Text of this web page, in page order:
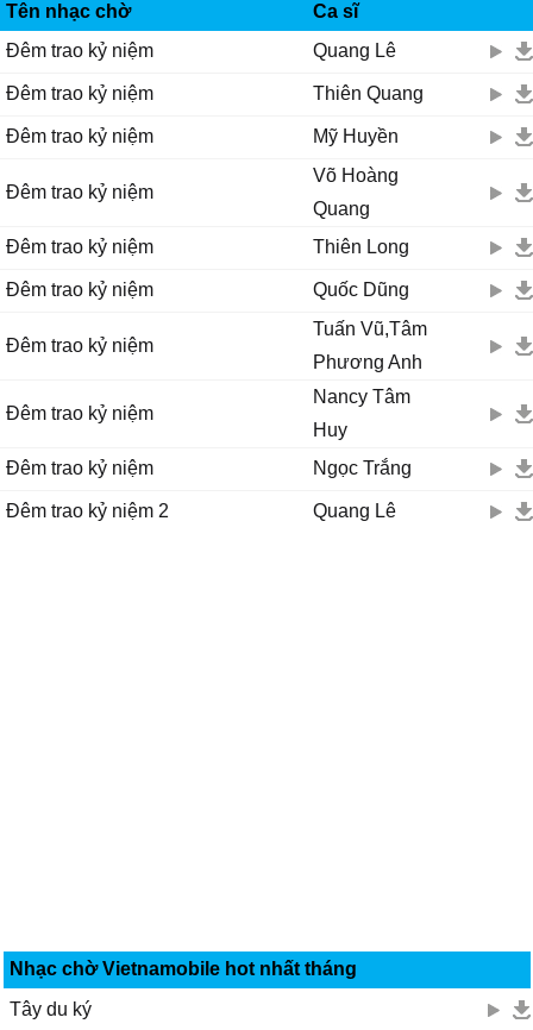
Tên nhạc chờ
Ca sĩ
Đêm trao kỷ niệm
Quang Lê
Đêm trao kỷ niệm Thiên Quang
Đêm trao kỷ niệm Mỹ Huyền
Đêm trao kỷ niệm
Võ Hoàng
Quang
Đêm trao kỷ niệm
Thiên Long
Đêm trao kỷ niệm Quốc Dũng
Đêm trao kỷ niệm
Tuấn Vũ,Tâm
Phương Anh
Đêm trao kỷ niệm
Nancy Tâm
Huy
Đêm trao kỷ niệm
Ngọc Trắng
Đêm trao kỷ niệm 2 Quang Lê
Nhạc chờ Vietnamobile hot nhất tháng
Tây du ký